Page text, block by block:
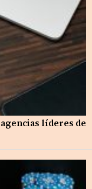
líderes de